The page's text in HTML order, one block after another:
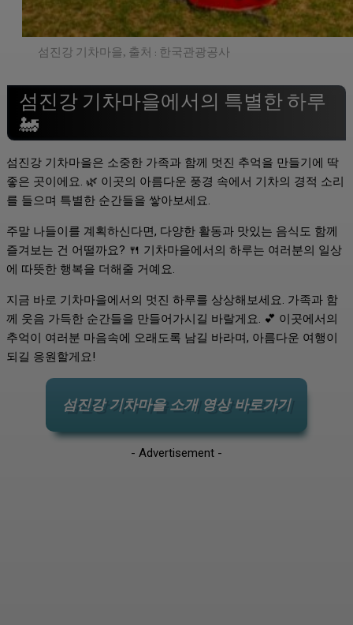
섬진강 기차마을, 출처 : 한국관광공사
섬진강 기차마을에서의 특별한 하루
🚂
섬진강 기차마을은 소중한 가족과 함께 멋진 추억을 만들기에 딱
좋은 곳이에요. 🌿 이곳의 아름다운 풍경 속에서 기차의 경적 소리
를 들으며 특별한 순간들을 쌓아보세요.
주말 나들이를 계획하신다면, 다양한 활동과 맛있는 음식도 함께
즐겨보는 건 어떨까요? 🍴 기차마을에서의 하루는 여러분의 일상
에 따뜻한 행복을 더해줄 거예요.
지금 바로 기차마을에서의 멋진 하루를 상상해보세요. 가족과 함
께 웃음 가득한 순간들을 만들어가시길 바랄게요. 💕 이곳에서의
추억이 여러분 마음속에 오래도록 남길 바라며, 아름다운 여행이
되길 응원할게요!
섬진강 기차마을 소개 영상 바로가기
- Advertisement -